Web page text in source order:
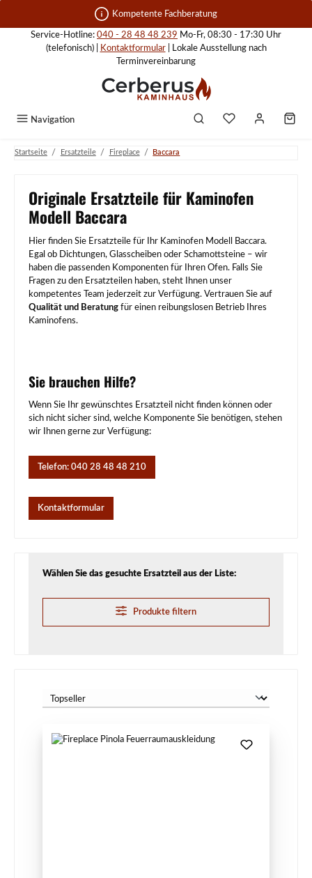
Zum Hauptinhalt springen Kompetente Fachberatung
Service-Hotline: 040 - 28 48 48 239 Mo-Fr, 08:30 - 17:30 Uhr
(telefonisch) |
Kontaktformular| Lokale Ausstellung nach
Terminvereinbarung
Navigation
Startseite / Ersatzteile / Fireplace / Baccara
Originale Ersatzteile für Kaminofen
Modell Baccara
Hier finden Sie Ersatzteile für Ihr Kaminofen Modell Baccara.
Egal ob Dichtungen, Glasscheiben oder Schamottsteine – wir
haben die passenden Komponenten für Ihren Ofen. Falls Sie
Fragen zu den Ersatzteilen haben, steht Ihnen unser
kompetentes Team jederzeit zur Verfügung. Vertrauen Sie auf
Qualität und Beratung für einen reibungslosen Betrieb Ihres
Kaminofens.
Sie brauchen Hilfe?
Wenn Sie Ihr gewünschtes Ersatzteil nicht finden können oder
sich nicht sicher sind, welche Komponente Sie benötigen, stehen
wir Ihnen gerne zur Verfügung:
Telefon: 040 28 48 48 210
Kontaktformular
Wählen Sie das gesuchte Ersatzteil aus der Liste:
Produkte filtern